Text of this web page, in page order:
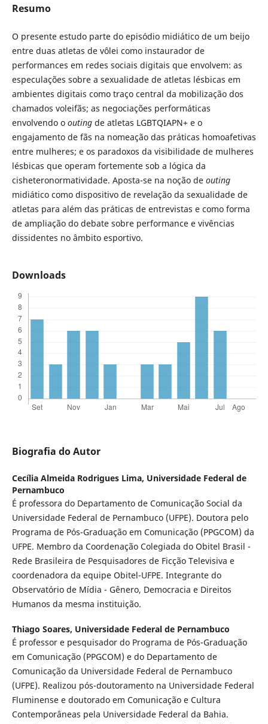
Resumo
O presente estudo parte do episódio midiático de um beijo
entre duas atletas de vôlei como instaurador de
performances em redes sociais digitais que envolvem: as
especulações sobre a sexualidade de atletas lésbicas em
ambientes digitais como traço central da mobilização dos
chamados voleifãs; as negociações performáticas
envolvendo o outingde atletas LGBTQIAPN+ e o
engajamento de fãs na nomeação das práticas homoafetivas
entre mulheres; e os paradoxos da visibilidade de mulheres
lésbicas que operam fortemente sob a lógica da
cisheteronormatividade. Aposta-se na noção de outing
midiático como dispositivo de revelação da sexualidade de
atletas para além das práticas de entrevistas e como forma
de ampliação do debate sobre performance e vivências
dissidentes no âmbito esportivo.
Downloads
Biografia do Autor
Cecília Almeida Rodrigues Lima, Universidade Federal de
Pernambuco
É professora do Departamento de Comunicação Social da
Universidade Federal de Pernambuco (UFPE). Doutora pelo
Programa de Pós-Graduação em Comunicação (PPGCOM) da
UFPE. Membro da Coordenação Colegiada do Obitel Brasil -
Rede Brasileira de Pesquisadores de Ficção Televisiva e
coordenadora da equipe Obitel-UFPE. Integrante do
Observatório de Mídia - Gênero, Democracia e Direitos
Humanos da mesma instituição.
Thiago Soares, Universidade Federal de Pernambuco
É professor e pesquisador do Programa de Pós-Graduação
em Comunicação (PPGCOM) e do Departamento de
Comunicação da Universidade Federal de Pernambuco
(UFPE). Realizou pós-doutoramento na Universidade Federal
Fluminense e doutorado em Comunicação e Cultura
Contemporâneas pela Universidade Federal da Bahia.